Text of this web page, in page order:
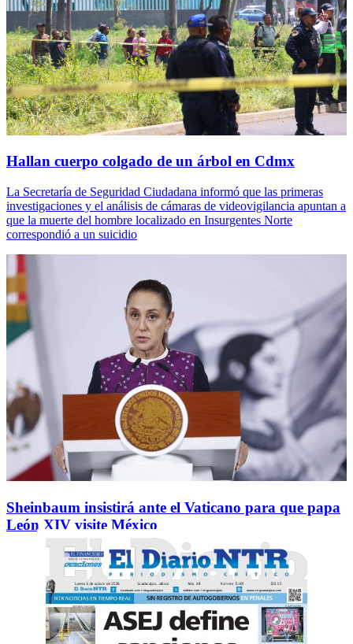
Hallan cuerpo colgado de un árbol en Cdmx
La Secretaría de Seguridad Ciudadana informó que las primeras
investigaciones y el análisis de cámaras de videovigilancia apuntan a
que la muerte del hombre localizado en Insurgentes Norte
correspondió a un suicidio
Sheinbaum insistirá ante el Vaticano para que papa
León XIV visite México